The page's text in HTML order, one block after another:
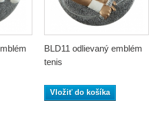
BLD11 odlievaný emblém
tenis
Vložiť do košíka